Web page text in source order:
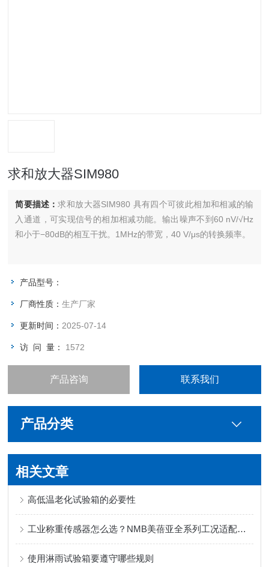
求和放大器SIM980
简要描述：求和放大器SIM980 具有四个可彼此相加和相减的输
入通道，可实现信号的相加相减功能。输出噪声不到60 nV/√Hz
和小于−80dB的相互干扰。1MHz的带宽，40 V/μs的转换频率。
产品型号：
厂商性质：生产厂家
更新时间： 2025-07-14
访 问 量： 1572
产品咨询 联系我们
产品分类
相关文章
高低温老化试验箱的必要性
工业称重传感器怎么选？NMB美蓓亚全系列工况适配与性能对比
使用淋雨试验箱要遵守哪些规则